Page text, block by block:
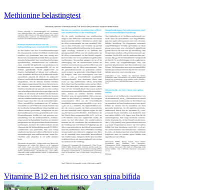
Methionine belastingtest
Vitamine B12 en het risico van spina bifida